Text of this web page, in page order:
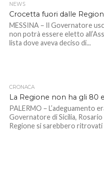
NEWS
Crocetta fuori dalle
MESSINA – Il Governatore
non potrà essere eletto
lista dove aveva deciso di...
CRONACA
La Regione non ha gli 80
PALERMO – L’adeguamento
Governatore di Sicilia,
Regione si sarebbero ritrovati